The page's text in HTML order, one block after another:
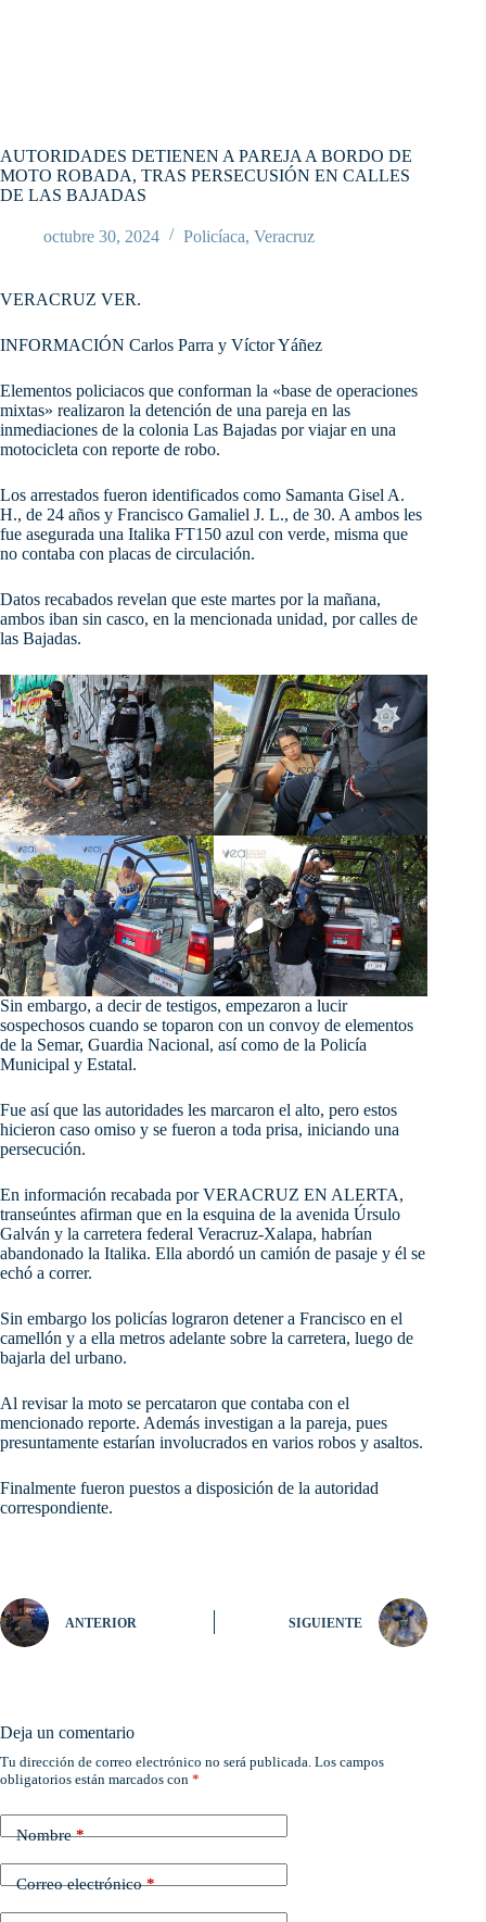
AUTORIDADES DETIENEN A PAREJA A BORDO DE
MOTO ROBADA, TRAS PERSECUSIÓN EN CALLES
DE LAS BAJADAS
octubre 30, 2024 Policíaca, Veracruz
VERACRUZ VER.
INFORMACIÓN Carlos Parra y Víctor Yáñez
Elementos policiacos que conforman la «base de operaciones
mixtas» realizaron la detención de una pareja en las
inmediaciones de la colonia Las Bajadas por viajar en una
motocicleta con reporte de robo.
Los arrestados fueron identificados como Samanta Gisel A.
H., de 24 años y Francisco Gamaliel J. L., de 30. A ambos les
fue asegurada una Italika FT150 azul con verde, misma que
no contaba con placas de circulación.
Datos recabados revelan que este martes por la mañana,
ambos iban sin casco, en la mencionada unidad, por calles de
las Bajadas.
Sin embargo, a decir de testigos, empezaron a lucir
sospechosos cuando se toparon con un convoy de elementos
de la Semar, Guardia Nacional, así como de la Policía
Municipal y Estatal.
Fue así que las autoridades les marcaron el alto, pero estos
hicieron caso omiso y se fueron a toda prisa, iniciando una
persecución.
En información recabada por VERACRUZ EN ALERTA,
transeúntes afirman que en la esquina de la avenida Úrsulo
Galván y la carretera federal Veracruz-Xalapa, habrían
abandonado la Italika. Ella abordó un camión de pasaje y él se
echó a correr.
Sin embargo los policías lograron detener a Francisco en el
camellón y a ella metros adelante sobre la carretera, luego de
bajarla del urbano.
Al revisar la moto se percataron que contaba con el
mencionado reporte. Además investigan a la pareja, pues
presuntamente estarían involucrados en varios robos y asaltos.
Finalmente fueron puestos a disposición de la autoridad
correspondiente.
ANTERIOR SIGUIENTE
Deja un comentario
Tu dirección de correo electrónico no será publicada. Los campos
obligatorios están marcados con *
Nombre*
Correo electrónico*